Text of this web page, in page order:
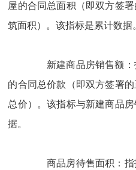
屋的合同总面积（即双方签
筑面积）。该指标是累计数据
新建商品房销售额：
的合同总价款（即双方签署
总价）。该指标与新建商品
据。
商品房待售面积：指